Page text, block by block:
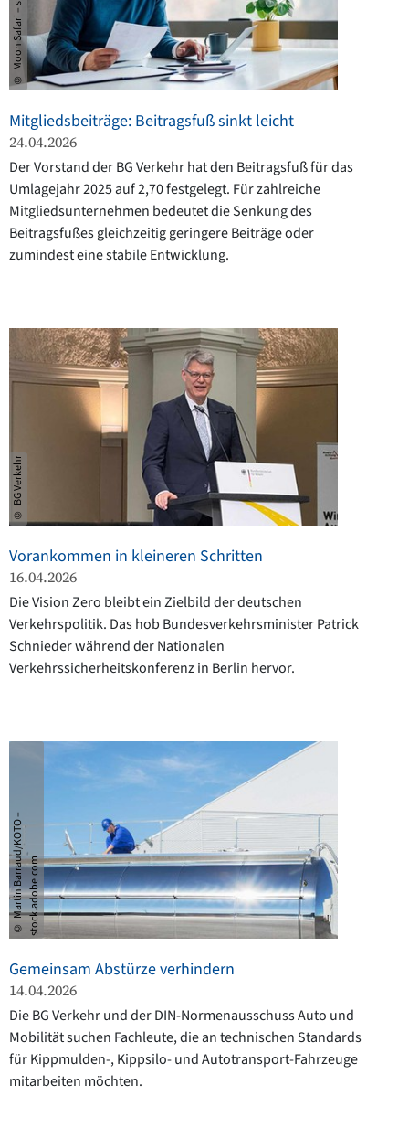
Mitgliedsbeiträge: Beitragsfuß sinkt leicht
24.04.2026
Der Vorstand der BG Verkehr hat den Beitragsfuß für das
Umlagejahr 2025 auf 2,70 festgelegt. Für zahlreiche
Mitgliedsunternehmen bedeutet die Senkung des
Beitragsfußes gleichzeitig geringere Beiträge oder
zumindest eine stabile Entwicklung.
© BG Verkehr
Vorankommen in kleineren Schritten
16.04.2026
Die Vision Zero bleibt ein Zielbild der deutschen
Verkehrspolitik. Das hob Bundesverkehrsminister Patrick
Schnieder während der Nationalen
Verkehrssicherheitskonferenz in Berlin hervor.
©
M
a
r
t
i
n
B
a
r
r
au
d
/
K
O
T
O
–
s
t
o
c
k
.
a
d
o
b
e
.
c
om
Gemeinsam Abstürze verhindern
14.04.2026
Die BG Verkehr und der DIN-Normenausschuss Auto und
Mobilität suchen Fachleute, die an technischen Standards
für Kippmulden-, Kippsilo- und Autotransport-Fahrzeuge
mitarbeiten möchten.